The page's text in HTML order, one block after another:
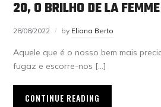
20, O BRILHO DE LA FEMME
28/08/2022 by Eliana Berto
Aquele que é o nosso bem mais
fugaz e escorre-nos […]
CONTINUE READING